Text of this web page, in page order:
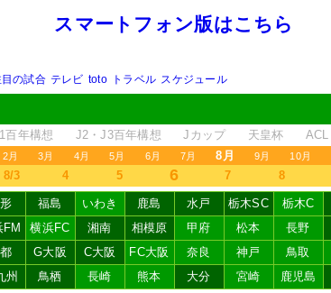
スマートフォン版はこちら
目の試合 テレビ toto トラベル スケジュール
百年構想 J2・J3百年構想 Jカップ 天皇杯 ACL
2月 3月 4月 5月 6月 7月 8月 9月 10月
8/3 4 5 6 7 8
福島 いわき 鹿島 水戸 栃木SC 栃木C
FM 横浜FC 湘南 相模原 甲府 松本 長野
G大阪 C大阪 FC大阪 奈良 神戸 鳥取
州 鳥栖 長崎 熊本 大分 宮崎 鹿児島